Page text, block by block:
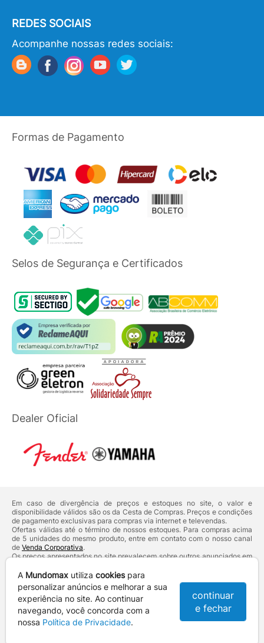
REDES SOCIAIS
Acompanhe nossas redes sociais:
Formas de Pagamento
Selos de Segurança e Certificados
Dealer Oficial
Em caso de divergência de preços e estoques no site, o valor e
disponibilidade válidos são os da Cesta de Compras. Preços e condições
de pagamento exclusivas para compras via internet e televendas.
Ofertas válidas até o término de nossos estoques. Para compras acima
de 5 unidades do mesmo produto, entre em contato com o nosso canal
de Venda Corporativa.
Os preços apresentados no site prevalecem sobre outros anunciados em
Defesa do Consumidor:Lei nº 8.078.
Vendas sujeitas à confirmação de dados e análises de crédito e risco.
Razão Social: Hayamax Distribuidora de Produtos Eletrônicos Ltda -
CNPJ: 01.725.627/0002-53 - Endereço: R. Senador Souza Naves, 9 -
Centro - CEP: 86010-921 - Londrina / PR
Mundomax. 2007 - 2026 - Todos os direitos reservados. - Fotos e
A Mundomax utiliza cookiespara
personalizar anúncios e melhorar a sua
experiência no site. Ao continuar
navegando, você concorda com a
nossa Política de Privacidade.
continuar
e fechar